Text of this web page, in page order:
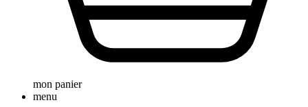
mon panier
menu